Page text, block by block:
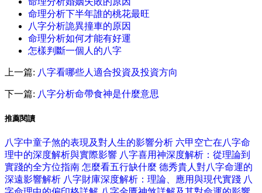
命理分析下半年誰的桃花最旺
八字分析詭異撞車的原因
命理分析如何才能有好運
怎樣判斷一個人的八字
上一篇: 八字看哪些人適合投資及投資方向
下一篇: 八字分析命帶食神是什麼意思
推薦閱讀
八字中童子煞的表現及對人生的影響分析 六甲空亡在八字命
理中的深度解析與實際影響 八字喜用神深度解析：從理論到
實踐的全方位指南 怎麼看五行缺什麼 德秀貴人對八字命運的
深遠影響解析 八字財庫深度解析：理論、應用與現代實踐 八